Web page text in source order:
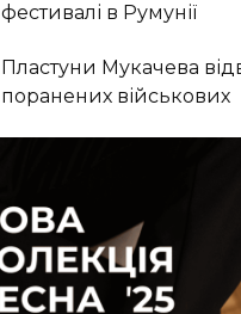
фестивалі в Румунії
Пластуни Мукачева
поранених військових